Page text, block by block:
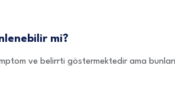
mi?
ve belirrti göstermektedir ama